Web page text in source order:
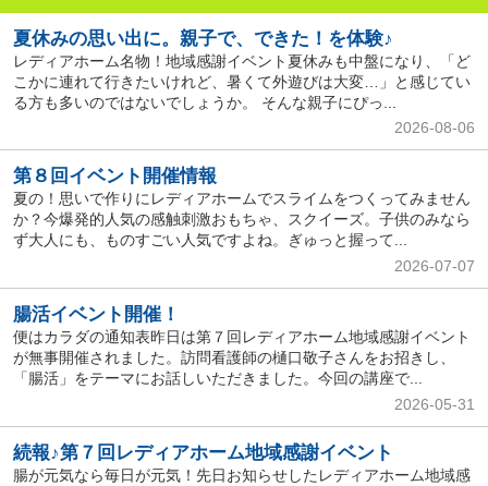
夏休みの思い出に。親子で、できた！を体験♪
レディアホーム名物！地域感謝イベント夏休みも中盤になり、「ど
こかに連れて行きたいけれど、暑くて外遊びは大変…」と感じてい
る方も多いのではないでしょうか。 そんな親子にぴっ...
2026-08-06
第８回イベント開催情報
夏の！思いで作りにレディアホームでスライムをつくってみません
か？今爆発的人気の感触刺激おもちゃ、スクイーズ。子供のみなら
ず大人にも、ものすごい人気ですよね。ぎゅっと握って...
2026-07-07
腸活イベント開催！
便はカラダの通知表昨日は第７回レディアホーム地域感謝イベント
が無事開催されました。訪問看護師の樋口敬子さんをお招きし、
「腸活」をテーマにお話しいただきました。今回の講座で...
2026-05-31
続報♪第７回レディアホーム地域感謝イベント
腸が元気なら毎日が元気！先日お知らせしたレディアホーム地域感